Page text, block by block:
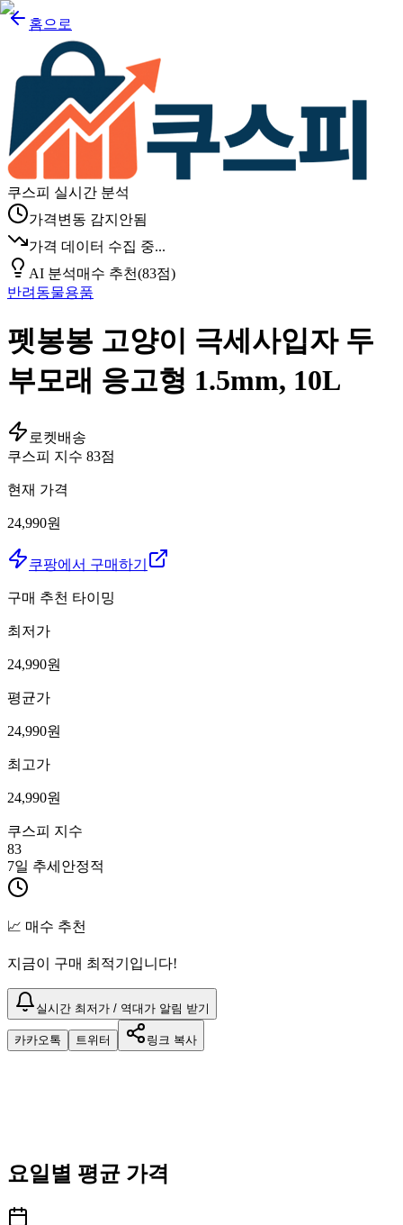
홈으로
쿠스피 실시간 분석
가격변동 감지안됨
가격 데이터 수집 중...
AI 분석매수 추천(83점)
반려동물용품
펫봉봉 고양이 극세사입자 두
부모래 응고형 1.5mm, 10L
로켓배송
쿠스피 지수 83점
현재 가격
24,990원
쿠팡에서 구매하기
구매 추천 타이밍
최저가
24,990원
평균가
24,990원
최고가
24,990원
쿠스피 지수
83
7일 추세 안정적
📈 매수 추천
지금이 구매 최적기입니다!
실시간 최저가 / 역대가 알림 받기
카카오톡 트위터 링크 복사
요일별 평균 가격